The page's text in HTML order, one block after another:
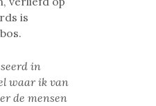
is
in
waar ik van
de mensen